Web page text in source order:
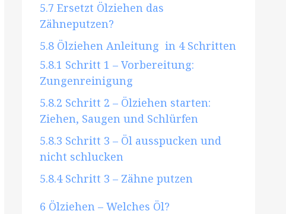
5.7 Ersetzt Ölziehen das
Zähneputzen?
5.8Ölziehen Anleitung in 4 Schritten
5.8.1 Schritt 1 – Vorbereitung:
Zungenreinigung
5.8.2 Schritt 2 – Ölziehen starten:
Ziehen, Saugen und Schlürfen
5.8.3 Schritt 3 – Öl ausspucken und
nicht schlucken
5.8.4Schritt 3 – Zähne putzen
6 Ölziehen – Welches Öl?